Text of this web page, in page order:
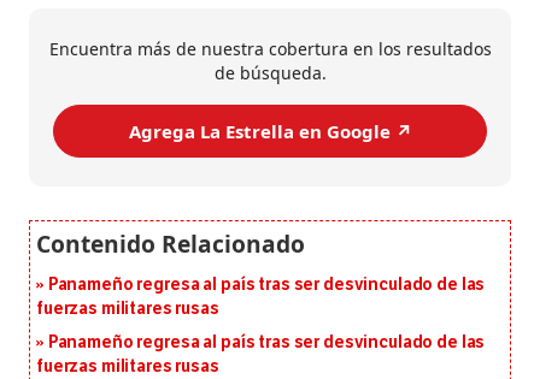
Encuentra más de nuestra cobertura en los resultados
de búsqueda.
Agrega La Estrella en Google ↗️
Panameño regresa al país tras ser desvinculado de las
fuerzas militares rusas
Panameño regresa al país tras ser desvinculado de las
fuerzas militares rusas